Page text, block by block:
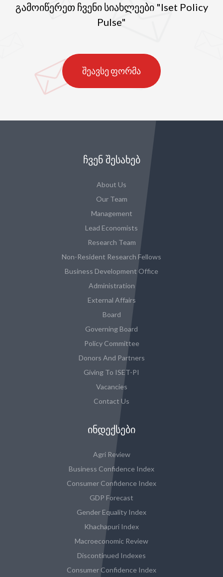
გამოიწერეთ ჩვენი სიახლეები "Iset Policy
Pulse"
შეავსე ფორმა
ᲩᲕᲔᲜ ᲨᲔᲡᲐᲮᲔᲑ
About Us
Our Team
Management
Lead Economists
Research Team
Non-Resident Research Fellows
Business Development Office
Administration
External Affairs
Board
Governing Board
Policy Committee
Donors And Partners
Giving To ISET-PI
Vacancies
Contact Us
ᲘᲜᲓᲔᲥᲡᲔᲑᲘ
Agri Review
Business Confidence Index
Consumer Confidence Index
GDP Forecast
Gender Equality Index
Khachapuri Index
Macroeconomic Review
Discontinued Indexes
Consumer Confidence Index